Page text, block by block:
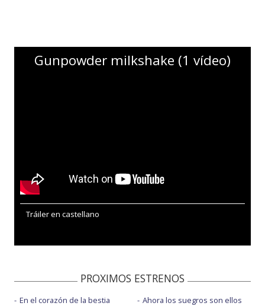
Gunpowder milkshake (1 vídeo)
Tráiler en castellano
PROXIMOS ESTRENOS
En el corazón de la bestia
Ahora los suegros son ellos